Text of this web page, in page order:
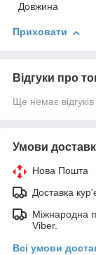
Довжина
Приховати
Відгуки про
Ще немає
Умови
Нова Пошта
Доставка
Міжнародна
Viber.
Всі умови